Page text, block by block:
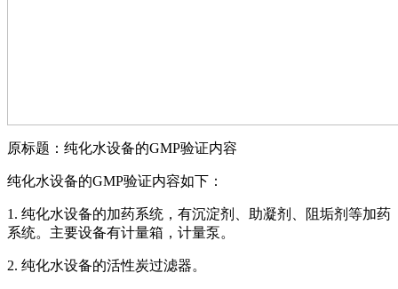
原标题：纯化水设备的GMP验证内容
纯化水设备的GMP验证内容如下：
1. 纯化水设备的加药系统，有沉淀剂、助凝剂、阻垢剂等加药
系统。主要设备有计量箱，计量泵。
2. 纯化水设备的活性炭过滤器。